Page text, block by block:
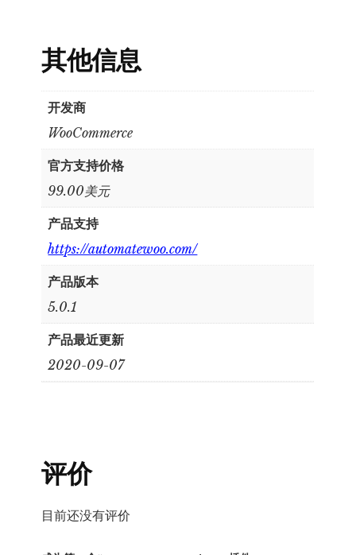
其他信息
开发商
WooCommerce
官方支持价格
99.00美元
产品支持
https://automatewoo.com/
产品版本
5.0.1
产品最近更新
2020-09-07
评价
目前还没有评价